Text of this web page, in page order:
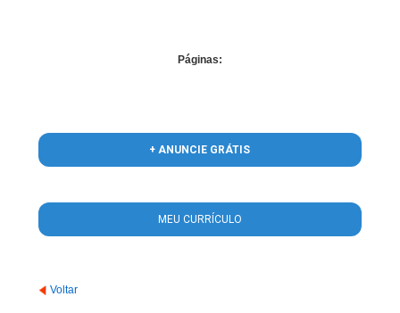
Páginas:
+ ANUNCIE GRÁTIS
MEU CURRÍCULO
Voltar